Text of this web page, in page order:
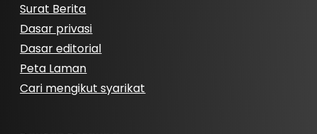
Surat Berita
Dasar privasi
Dasar editorial
Peta Laman
Cari mengikut syarikat